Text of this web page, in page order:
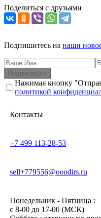
Поделиться с друзьями
Подпишитесь на наши
Подписаться
Нажимая кнопку
политикой
Контакты
+7 499 113-28-53
sell+779556@ooodirs.ru
Понедельник - Пятница :
c 8-00 до 17-00 (МСК)